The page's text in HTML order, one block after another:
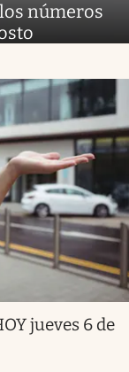
números
jueves 6 de